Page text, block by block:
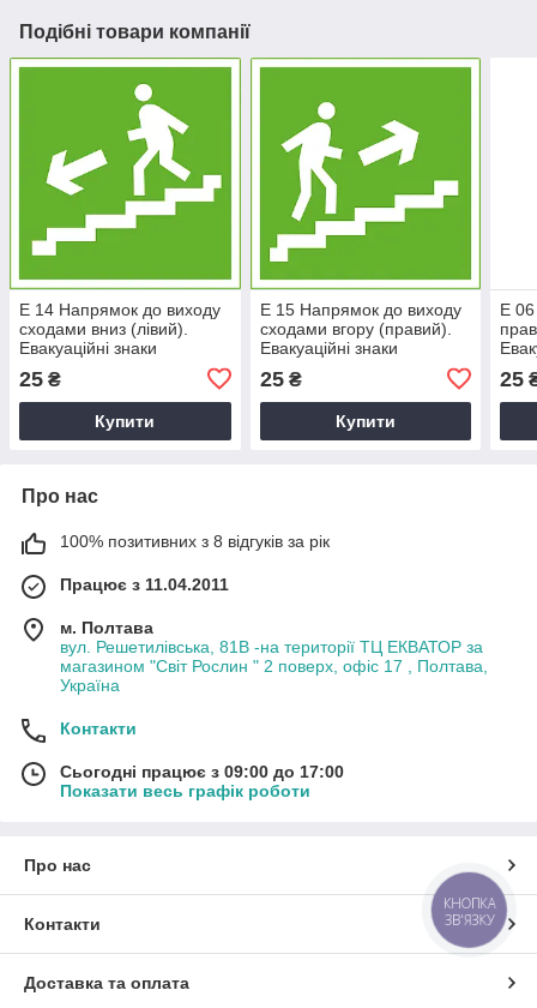
Подібні товари компанії
E 14 Напрямок до виходу
сходами вниз (лівий).
Евакуаційні знаки
25 ₴
Купити
E 15 Напрямок до виходу
сходами вгору (правий).
Евакуаційні знаки
25₴
Купити
E
25
Про нас
100% позитивних з 8 відгуків за рік
Працює з 11.04.2011
м. Полтава
вул. Решетилівська, 81В -на території ТЦ ЕКВАТОР за
магазином "Світ Рослин " 2 поверх, офіс 17 , Полтава,
Україна
Контакти
Сьогодні працює з 09:00 до 17:00
Показати весь графік роботи
Про нас
Контакти
Доставка та оплата
КНОПКА
ЗВ'ЯЗКУ